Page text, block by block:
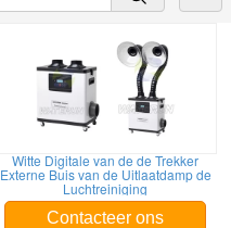
Witte Digitale van de de Trekker
Externe Buis van de Uitlaatdamp de
Luchtreiniging
Contacteer ons